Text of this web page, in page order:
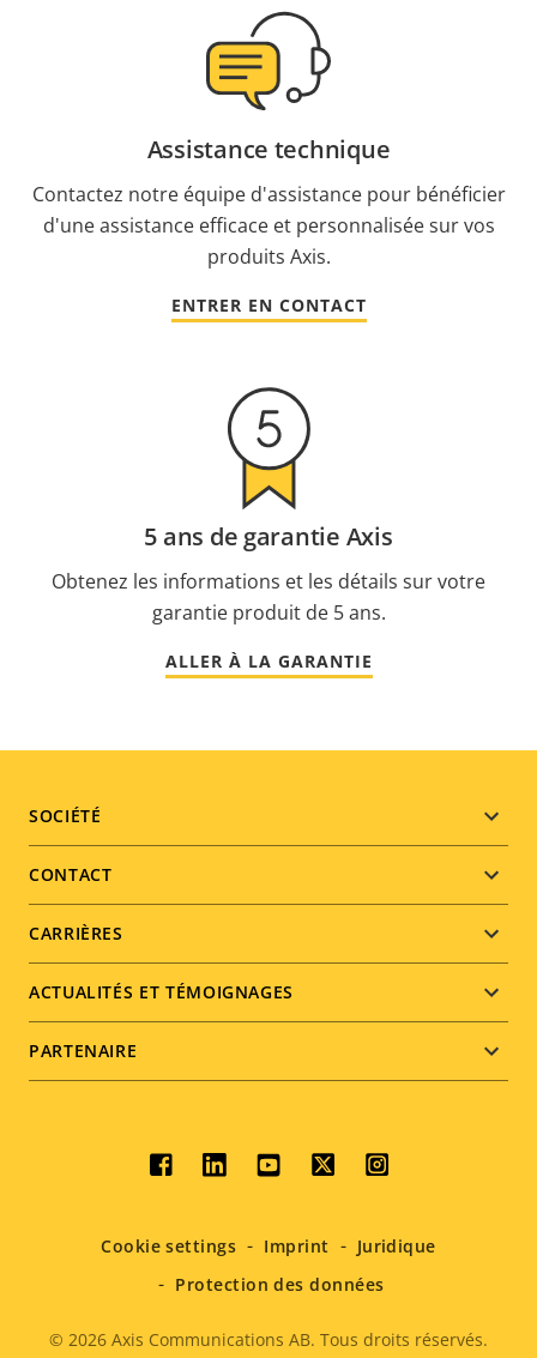
Assistance technique
Contactez notre équipe d'assistance pour bénéficier
d'une assistance efficace et personnalisée sur vos
produits Axis.
ENTRER EN CONTACT
5 ans de garantie Axis
Obtenez les informations et les détails sur votre
garantie produit de 5 ans.
ALLER À LA GARANTIE
Footer
menu
SOCIÉTÉ
CONTACT
CARRIÈRES
ACTUALITÉS ET TÉMOIGNAGES
PARTENAIRE
Social
menu
© 2026 Axis Communications AB. Tous droits réservés.
Cookie settings Imprint
Juridique
Protection des données